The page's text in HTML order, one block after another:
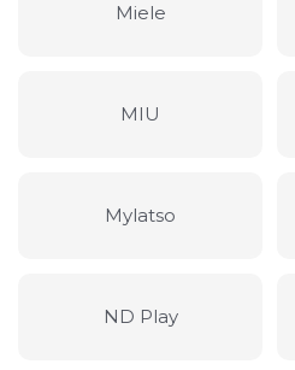
Miele
MIU
Mylatso
ND Play